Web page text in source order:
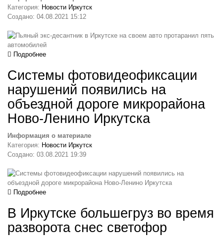
Категория: Новости Иркутск
Создано: 04.08.2021 15:12
Подробнее
Системы фотовидеофиксации
нарушений появились на
объездной дороге микрорайона
Ново-Ленино Иркутска
Информация о материале
Категория: Новости Иркутск
Создано: 03.08.2021 19:39
Подробнее
В Иркутске большегруз во время
разворота снес светофор